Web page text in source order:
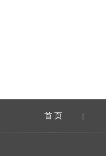
首 页 |